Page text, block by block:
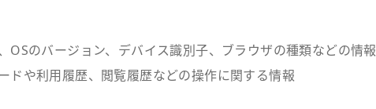
のバージョン、デバイス識別子、ブラウザの種類などの情報
ドや利用履歴、閲覧履歴などの操作に関する情報